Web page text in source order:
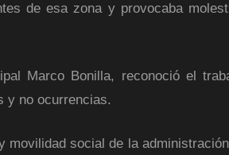
de esa zona y provocaba
Marco Bonilla, reconoció el
y no ocurrencias.
movilidad social de la